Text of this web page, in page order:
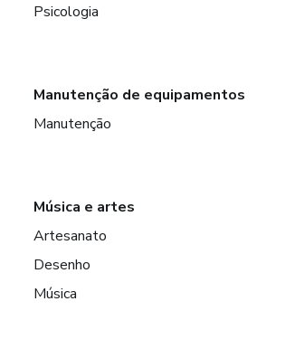
Psicologia
Manutenção de equipamentos
Manutenção
Música e artes
Artesanato
Desenho
Música